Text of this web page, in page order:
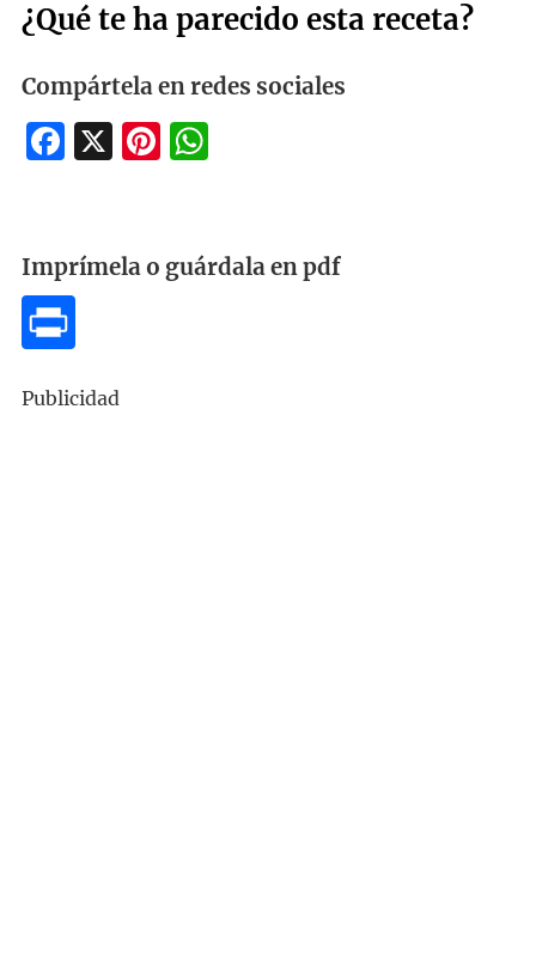
¿Qué te ha parecido esta receta?
Compártela en redes sociales
Facebook
X Pinterest
WhatsApp
Imprímela o guárdala en pdf
Publicidad